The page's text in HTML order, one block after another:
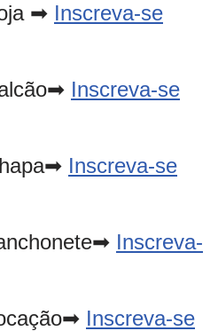
➡ Inscreva-se
Inscreva-se
Inscreva-se
Inscreva-
Inscreva-se